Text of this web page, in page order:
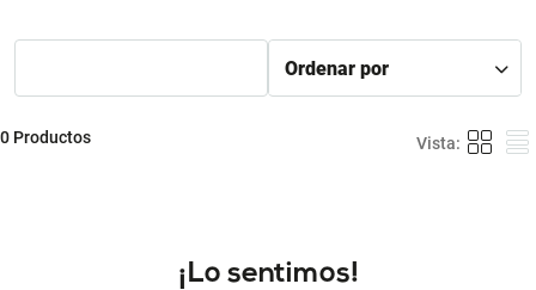
0 Productos
¡Lo sentimos!